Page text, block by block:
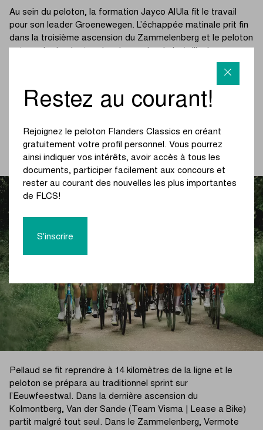
Au sein du peloton, la formation Jayco AlUla fit le travail
pour son leader Groenewegen. L’échappée matinale prit fin
dans la troisième ascension du Zammelenberg et le peloton
spectacle fut au rendez-vous lors du dernier passage sur
les pavés de Manshoven, Nortoft (Team Visma | Lease a
Bike) et Pellaud (Tudor Pro Cycling Team) parvenant à
s’échapper. Sur les pavés d’Op de Kriezel, Pellaud partit
de 11 secondes. Le peloton avait la situation sous contrôle.
(Lire la suite sous la photo)
Pellaud se fit reprendre à 14 kilomètres de la ligne et le
peloton se prépara au traditionnel sprint sur
l’Eeuwfeestwal. Dans la dernière ascension du
Kolmontberg, Van der Sande (Team Visma | Lease a Bike)
partit malgré tout seul. Dans le Zammelenberg, Vermote
Restez au courant!
Rejoignez le peloton Flanders Classics en créant
gratuitement votre profil personnel. Vous pourrez
ainsi indiquer vos intérêts, avoir accès à tous les
documents, participer facilement aux concours et
rester au courant des nouvelles les plus importantes
de FLCS!
S'inscrire